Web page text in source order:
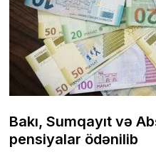
Bakı, Sumqayıt və
pensiyalar ödənilib